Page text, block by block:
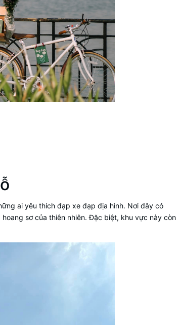
ai yêu thích đạp xe đạp địa hình. Nơi đây có
sơ của thiên nhiên. Đặc biệt, khu vực này còn